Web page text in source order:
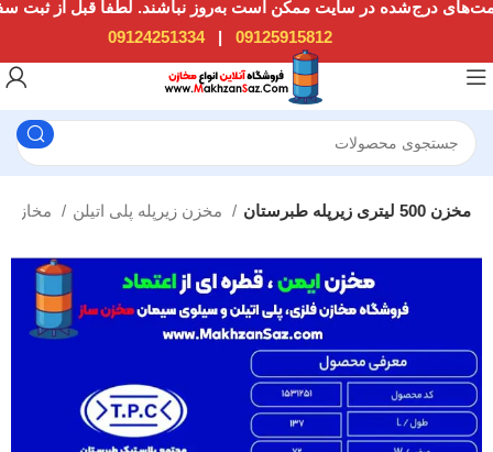
09125915812
|
09124251334
مخزن 500 لیتری زیرپله طبرستان